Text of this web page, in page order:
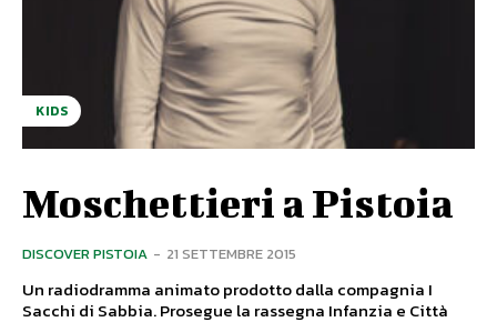
KIDS
Moschettieri a Pistoia
DISCOVER PISTOIA - 21 SETTEMBRE 2015
Un radiodramma animato prodotto dalla compagnia I
Sacchi di Sabbia. Prosegue la rassegna Infanzia e Città